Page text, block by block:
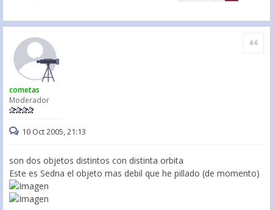
cometas
Moderador
Citar
10 Oct 2005, 21:13
son dos objetos distintos con distinta orbita
Este es Sedna el objeto mas debil que he pillado (de momento)